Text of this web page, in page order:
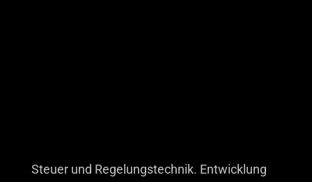
Steuer und Regelungstechnik. Entwicklung